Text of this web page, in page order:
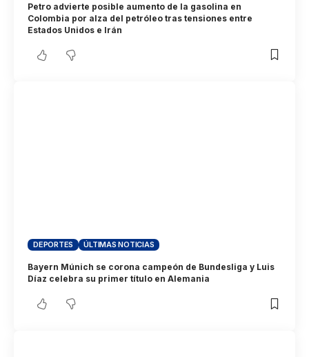
Petro advierte posible aumento de la gasolina en
Colombia por alza del petróleo tras tensiones entre
Estados Unidos e Irán
DEPORTES ÚLTIMAS NOTICIAS
Bayern Múnich se corona campeón de Bundesliga y Luis
Díaz celebra su primer título en Alemania